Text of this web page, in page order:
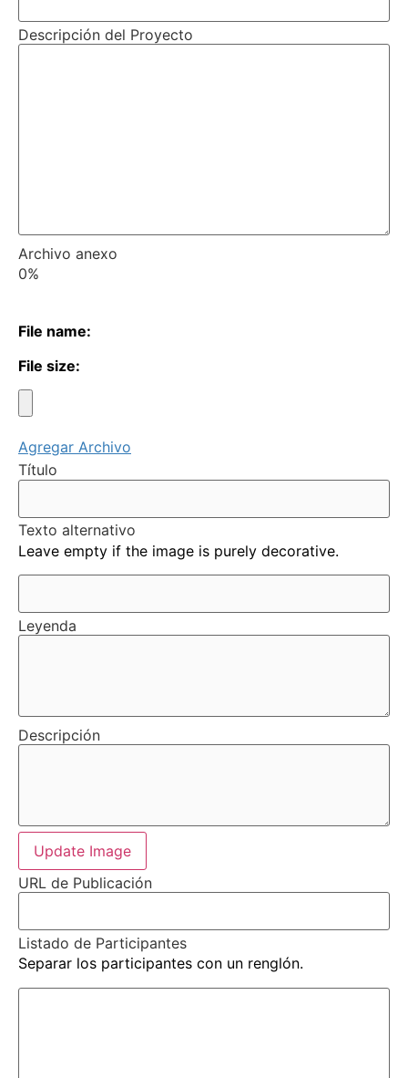
Descripción del Proyecto
Archivo anexo
0%
File name:
File size:
Agregar Archivo
Título
Texto alternativo
Leave empty if the image is purely decorative.
Leyenda
Descripción
Update Image
URL de Publicación
Listado de Participantes
Separar los participantes con un renglón.